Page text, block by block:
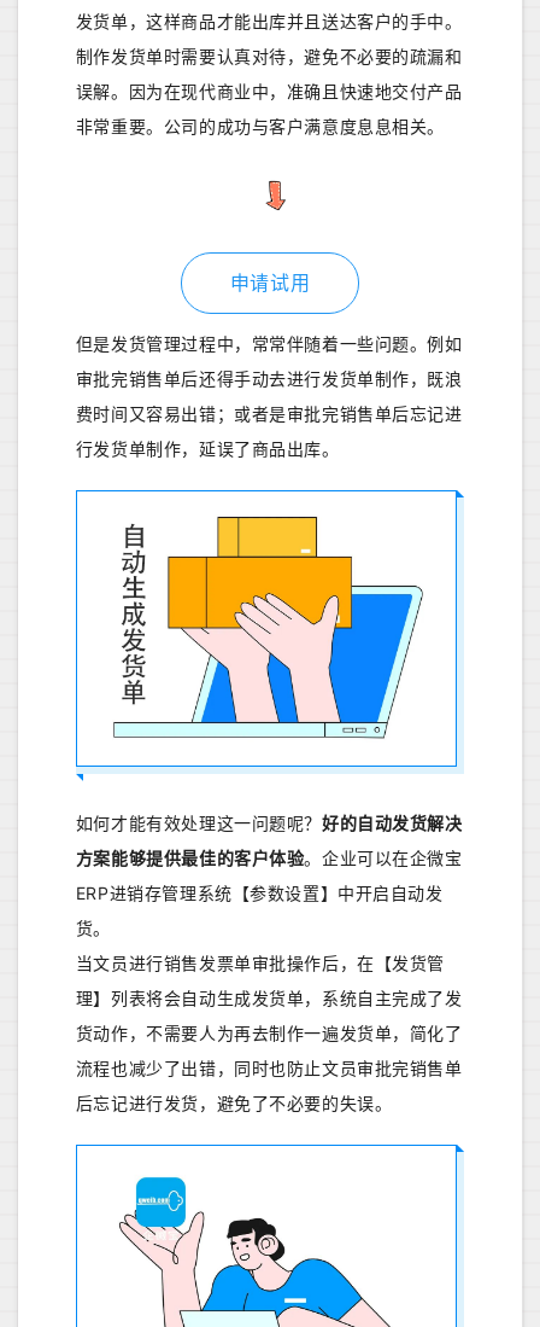
发货单，这样商品才能出库并且送达客户的手中。
制作发货单时需要认真对待，避免不必要的疏漏和
误解。因为在现代商业中，准确且快速地交付产品
非常重要。公司的成功与客户满意度息息相关。
申请试用
但是发货管理过程中，常常伴随着一些问题。例如
审批完销售单后还得手动去进行发货单制作，既浪
费时间又容易出错；或者是审批完销售单后忘记进
行发货单制作，延误了商品出库。
如何才能有效处理这一问题呢？ 好的自动发货解决
方案能够提供最佳的客户体验。企业可以在企微宝
ERP进销存管理系统【参数设置】中开启自动发
货。
当文员进行销售发票单审批操作后，在【发货管
理】列表将会自动生成发货单，系统自主完成了发
货动作，不需要人为再去制作一遍发货单，简化了
流程也减少了出错，同时也防止文员审批完销售单
后忘记进行发货，避免了不必要的失误。